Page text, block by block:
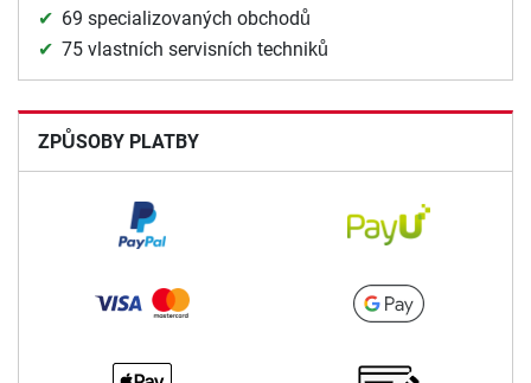
69 specializovaných obchodů
75 vlastních servisních techniků
ZPŮSOBY PLATBY